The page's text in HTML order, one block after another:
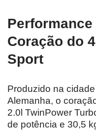
Coração do
Sport
Produzido na
Alemanha, o
2.0l TwinPower
de potência e 30,5